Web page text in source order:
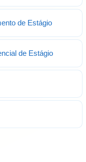
de Estágio
de Estágio